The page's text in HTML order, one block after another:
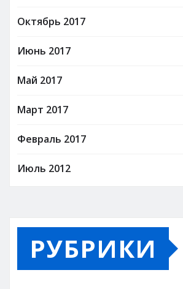
Октябрь 2017
Июнь 2017
Май 2017
Март 2017
Февраль 2017
Июль 2012
РУБРИКИ